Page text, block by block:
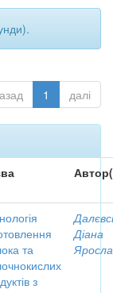
1 далі
та
з
Діана